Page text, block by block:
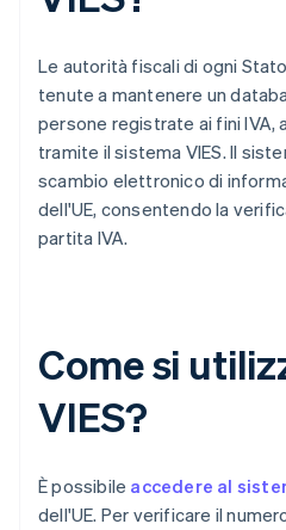
Le autorità fiscali di ogni
tenute a mantenere un
persone registrate ai fini IVA,
tramite il sistema VIES. Il
scambio elettronico di
dell'UE, consentendo la
partita IVA.
Come si
VIES?
È possibile accedere al
dell'UE. Per verificare il